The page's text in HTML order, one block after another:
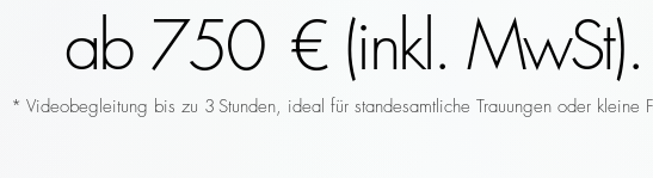
ab 750 € (inkl. MwSt).
* Videobegleitung bis zu 3 Stunden, ideal für standesamtliche Trauungen oder kleine